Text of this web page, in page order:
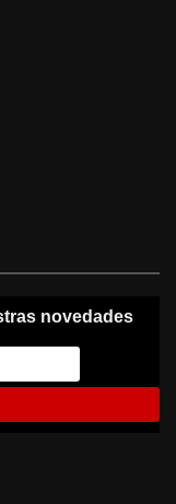
novedades